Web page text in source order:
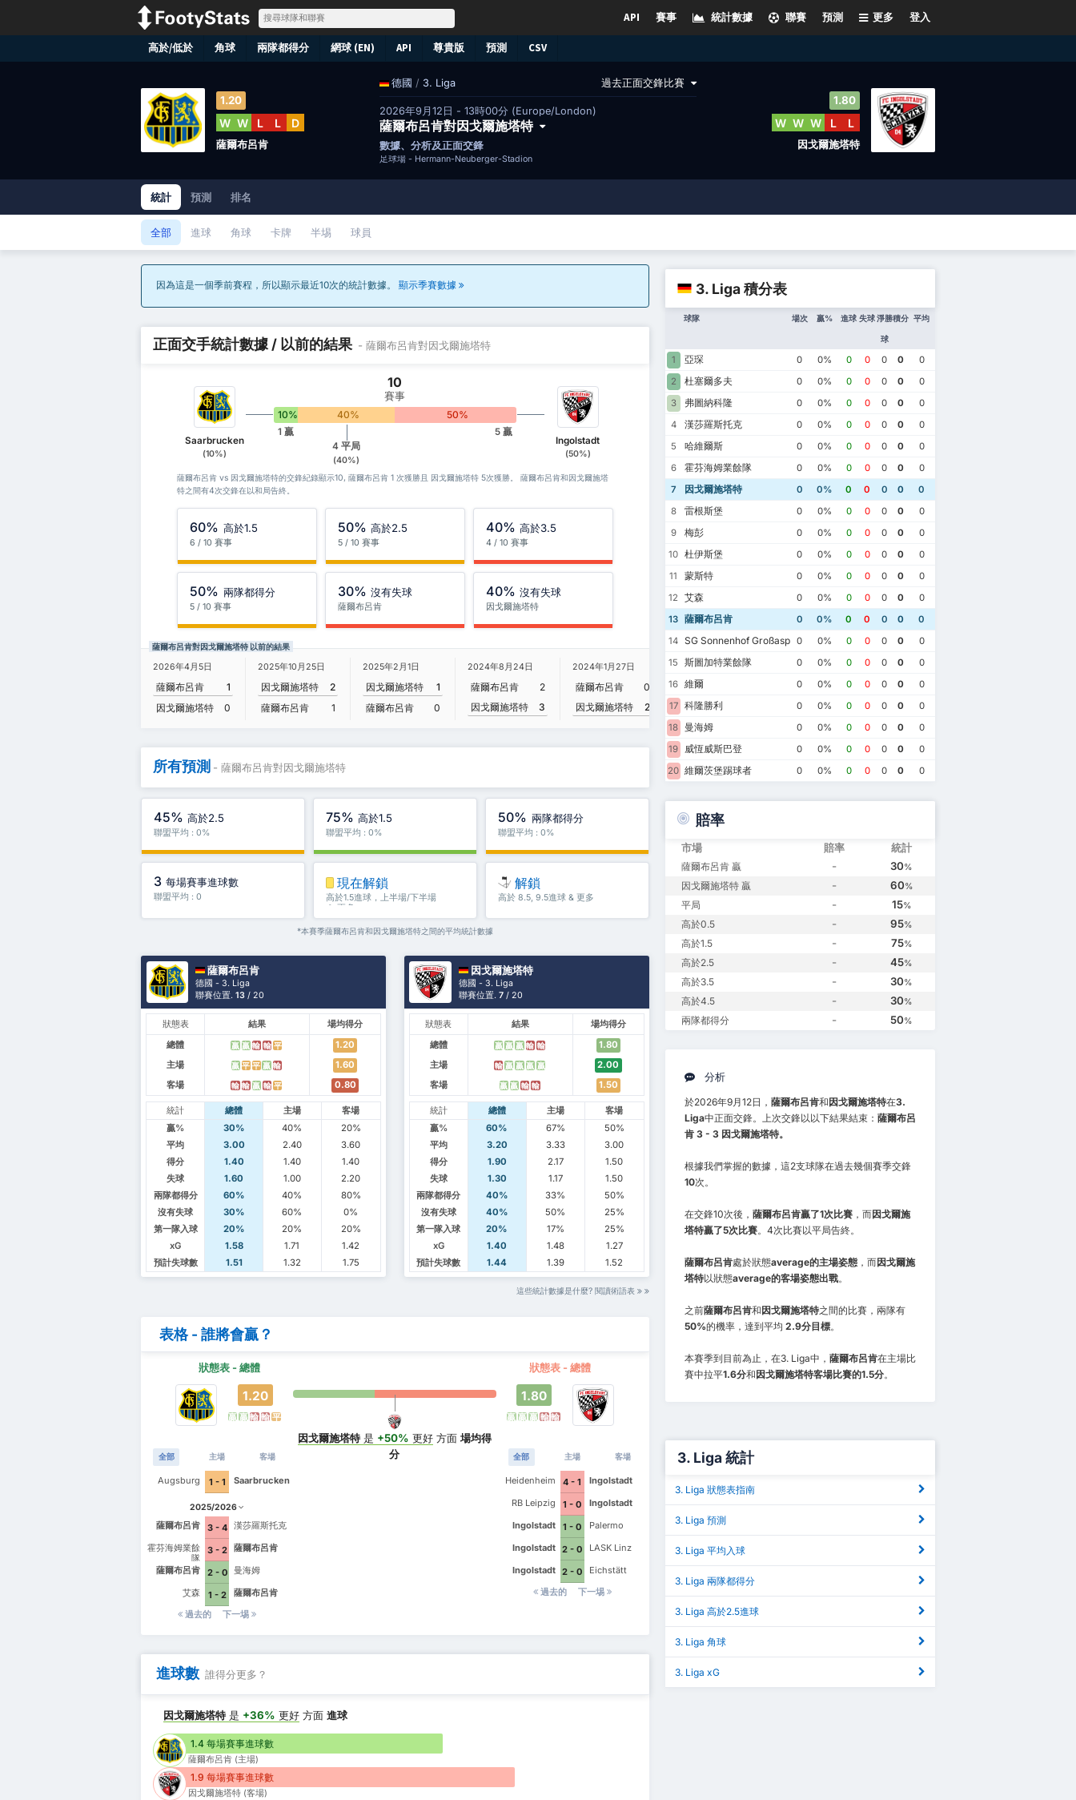
登入
更多
預測
聯賽
統計數據
賽事
API
高於/低於 角球 兩隊都得分 網球 (EN) API 尊貴版 預測 CSV
德國 / 3. Liga 過去正面交鋒比賽
2026年9月12日 - 13時00分 (Europe/London)
薩爾布呂肯對因戈爾施塔特
數據、分析及正面交鋒
足球場 - Hermann-Neuberger-Stadion
1.20
W W L L D
薩爾布呂肯
1.80
W W W L L
因戈爾施塔特
統計 預測 排名
全部 進球 角球 卡牌 半埸 球員
因為這是一個季前賽程，所以顯示最近10次的統計數據。 顯示季賽數據
正面交手統計數據 / 以前的結果 - 薩爾布呂肯對因戈爾施塔特
Saarbrucken
(10%)
10
賽事
10% 40% 50%
1 贏
4 平局
(40%)
5 贏
Ingolstadt
(50%)
薩爾布呂肯 vs 因戈爾施塔特的交鋒紀錄顯示10, 薩爾布呂肯 1 次獲勝且 因戈爾施塔特 5次獲勝。 薩爾布呂肯和因戈爾施塔
特之間有4次交鋒在以和局告終。
60% 高於1.5
6 / 10 賽事
50% 高於2.5
5 / 10 賽事
40% 高於3.5
4 / 10 賽事
50% 兩隊都得分
5 / 10 賽事
30% 沒有失球
薩爾布呂肯
40% 沒有失球
因戈爾施塔特
薩爾布呂肯對因戈爾施塔特 以前的結果
2026年4月5日
薩爾布呂肯
1
因戈爾施塔特
0
2025年10月25日
因戈爾施塔特
2
薩爾布呂肯
1
2025年2月1日
因戈爾施塔特
1
薩爾布呂肯
0
2024年8月24日
薩爾布呂肯
2
因戈爾施塔特
3
2024年1月27日
薩爾布呂肯
0
因戈爾施塔特
2
2023年8月26日
因戈爾施塔特
薩爾布呂肯
2023年2月18日
薩爾布呂肯
因戈爾施塔特
2022年8月13日
因戈爾施塔特
薩爾布呂肯
所有預測 - 薩爾布呂肯對因戈爾施塔特
45% 高於2.5
聯盟平均 : 0%
75% 高於1.5
聯盟平均 : 0%
50% 兩隊都得分
聯盟平均 : 0%
3 每場賽事進球數
聯盟平均 : 0
現在解鎖
高於1.5進球，上半場/下半場
＆ 更多
解鎖
高於 8.5, 9.5進球 & 更多
*本賽季薩爾布呂肯和因戈爾施塔特之間的平均統計數據
薩爾布呂肯
德國 - 3. Liga
聯賽位置.13 / 20
狀態表 結果
場均得分
總體
贏 贏 輸 輸 平
1.20
主場
贏 平 平 贏 輸
1.60
客場
輸 輸 贏 輸 平 0.80
統計 總體 主場
客場
贏%
30% 40%
20%
平均
3.00 2.40
3.60
得分
1.40 1.40
1.40
失球
1.60 1.00
2.20
兩隊都得分
60% 40%
80%
沒有失球
30% 60%
0%
第一隊入球
20% 20%
20%
xG
1.58 1.71
1.42
預計失球數
1.51 1.32 1.75
因戈爾施塔特
德國 - 3. Liga
聯賽位置.7 / 20
狀態表 結果
場均得分
總體
贏 贏 贏 輸 輸
1.80
主場
輸 贏 贏 贏 贏
2.00
客場
贏 贏 輸 輸 1.50
統計 總體 主場
客場
贏%
60% 67%
50%
平均
3.20 3.33
3.00
得分
1.90 2.17
1.50
失球
1.30 1.17
1.50
兩隊都得分
40% 33%
50%
沒有失球
40% 50%
25%
第一隊入球
20% 17%
25%
xG
1.40 1.48
1.27
預計失球數
1.44 1.39 1.52
這些統計數據是什麼? 閱讀術語表
表格 - 誰將會贏？
狀態表 - 總體 狀態表 - 總體
1.20
贏 贏 輸 輸 平
全部 主場 客場
Augsburg 1 - 1 Saarbrucken
2025/2026
薩爾布呂肯 3 - 4
漢莎羅斯托克
霍芬海姆業餘
隊
3 - 2
薩爾布呂肯
薩爾布呂肯
2 - 0
曼海姆
艾森
1 - 2
薩爾布呂肯
過去的
下一埸
因戈爾施塔特是 +50% 更好方面 場均得
分
1.80
贏 贏 贏 輸 輸
全部 主場 客場
Heidenheim 4 - 1
Ingolstadt
RB Leipzig
1 - 0
Ingolstadt
Ingolstadt
1 - 0
Palermo
Ingolstadt 2 - 0
LASK Linz
Ingolstadt 2 - 0
Eichstätt
過去的
下一埸
進球數 誰得分更多？
因戈爾施塔特 是 +36% 更好 方面進球
1.4 每場賽事進球數
薩爾布呂肯 (主場)
1.9 每場賽事進球數
因戈爾施塔特 (客場)
3. Liga 積分表
球隊 場次 贏% 進球 失球淨勝
球
積分 平均
1 亞琛 0 0% 0 0 0 0
0
2
杜塞爾多夫 0 0% 0 0 0 0
0
3
弗圖納科隆 0 0% 0 0 0 0
0
4
漢莎羅斯托克 0 0% 0 0 0 0
0
5
哈維爾斯 0 0% 0 0 0 0
0
6
霍芬海姆業餘隊 0 0% 0 0 0 0
0
7
因戈爾施塔特 0 0% 0 0 0 0
0
8
雷根斯堡 0 0% 0 0 0 0
0
9
梅彭 0 0% 0 0 0 0
0
10 杜伊斯堡 0 0% 0 0 0 0
0
11
蒙斯特 0 0% 0 0 0 0
0
12
艾森 0 0% 0 0 0 0
0
13 薩爾布呂肯 0 0% 0 0 0 0
0
14 SG Sonnenhof Großaspach
0 0% 0 0 0 0
0
15
斯圖加特業餘隊 0 0% 0 0 0 0
0
16 維爾 0 0% 0 0 0 0
0
17 科隆勝利 0 0% 0 0 0 0
0
18
曼海姆 0 0% 0 0 0 0
0
19
威恆威斯巴登 0 0% 0 0 0 0
0
20 維爾茨堡踢球者 0 0% 0 0 0 0 0
賠率
市場 賠率 統計
薩爾布呂肯 贏 - 30%
因戈爾施塔特 贏 - 60%
平局 - 15%
高於0.5 - 95%
高於1.5 - 75%
高於2.5 - 45%
高於3.5 - 30%
高於4.5 - 30%
兩隊都得分 - 50%
分析
於2026年9月12日， 薩爾布呂肯和因戈爾施塔特在3.
Liga中正面交鋒。上次交鋒以以下結果結束： 薩爾布呂
肯 3 - 3 因戈爾施塔特。
根據我們掌握的數據，這2支球隊在過去幾個賽季交鋒
10次。
在交鋒10次後， 薩爾布呂肯贏了1次比賽，而因戈爾施
塔特贏了5次比賽。4次比賽以平局告終。
薩爾布呂肯處於狀態average的主場姿態，而因戈爾施
塔特以狀態average的客場姿態出戰。
之前薩爾布呂肯和因戈爾施塔特之間的比賽，兩隊有
50%的機率，達到平均 2.9分目標。
本賽季到目前為止，在3. Liga中， 薩爾布呂肯在主場比
賽中拉平1.6分和因戈爾施塔特客場比賽的1.5分。
3. Liga 統計
3. Liga 狀態表指南
3. Liga 預測
3. Liga 平均入球
3. Liga 兩隊都得分
3. Liga 高於2.5進球
3. Liga 角球
3. Liga xG